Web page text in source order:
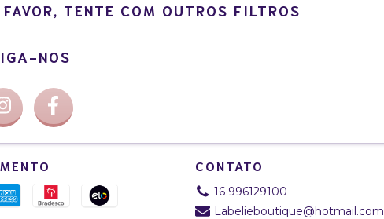
TENTE COM OUTROS FILTROS
NOS
CONTATO
16 996129100
Labelieboutique@hotmail.com